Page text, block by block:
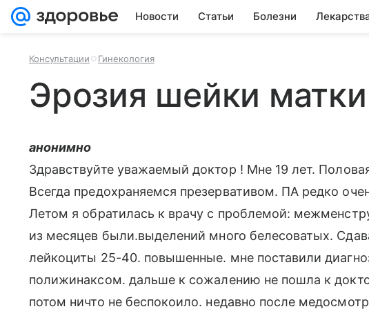
Новости Статьи Болезни
Консультации Гинекология
Эрозия шейки матки
анонимно
Здравствуйте уважаемый доктор ! Мне 19 лет.
Всегда предохраняемся презервативом. ПА редко
Летом я обратилась к врачу с проблемой:
из месяцев были.выделений много белесоватых.
лейкоциты 25-40. повышенные. мне поставили
полижинаксом. дальше к сожалению не пошла к
потом ничто не беспокоило. недавно после